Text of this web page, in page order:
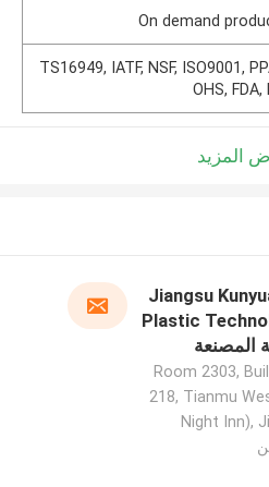
On demand
TS16949, IATF, NSF, ISO9001,
OHS, FDA,
المزيد
Jiangsu
Plastic
المصنعة
Room 2303,
218, Tianmu
Night Inn),